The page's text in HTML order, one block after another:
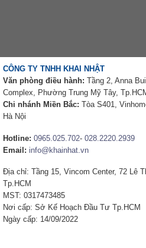
CÔNG TY TNHH KHAI NHẬT
Văn phòng điều hành: Tầng 2, Anna
Complex, Phường Trung Mỹ Tây,
Chi nhánh Miền Bắc: Tòa S401,
Hà Nội
Hotline: 0965.025.702- 028.2220.2939
Email: info@khainhat.vn
Địa chỉ: Tầng 15, Vincom Center, 72 Lê
Tp.HCM
MST: 0317473485
Nơi cấp: Sở Kế Hoạch Đầu Tư Tp.HCM
Ngày cấp: 14/09/2022